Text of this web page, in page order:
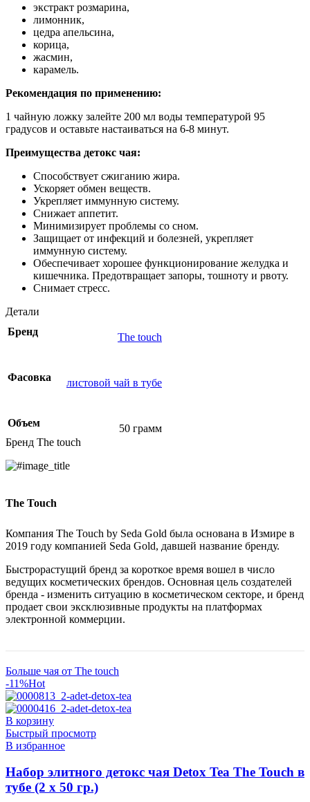
экстракт розмарина,
лимонник,
цедра апельсина,
корица,
жасмин,
карамель.
Рекомендация по применению:
1 чайную ложку залейте 200 мл воды температурой 95
градусов и оставьте настаиваться на 6-8 минут.
Преимущества детокс чая:
Способствует сжиганию жира.
Ускоряет обмен веществ.
Укрепляет иммунную систему.
Снижает аппетит.
Минимизирует проблемы со сном.
Защищает от инфекций и болезней, укрепляет
иммунную систему.
Обеспечивает хорошее функционирование желудка и
кишечника. Предотвращает запоры, тошноту и рвоту.
Снимает стресс.
Детали
Бренд
The touch
Фасовка листовой чай в тубе
Объем
50 грамм
Бренд The touch
The Touch
Компания The Touch by Seda Gold была основана в Измире в
2019 году компанией Seda Gold, давшей название бренду.
Быстрорастущий бренд за короткое время вошел в число
ведущих косметических брендов. Основная цель создателей
бренда - изменить ситуацию в косметическом секторе, и бренд
продает свои эксклюзивные продукты на платформах
электронной коммерции.
Больше чая от The touch
-11%Hot
В корзину
Быстрый просмотр
В избранное
Набор элитного детокс чая Detox Tea The Touch в
тубе (2 х 50 гр.)